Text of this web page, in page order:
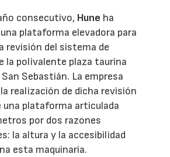
consecutivo, Hune ha
plataforma elevadora para
revisión del sistema de
la polivalente plaza taurina
Sebastián. La empresa
realización de dicha revisión
una plataforma articulada
por dos razones
la altura y la accesibilidad
esta maquinaria.